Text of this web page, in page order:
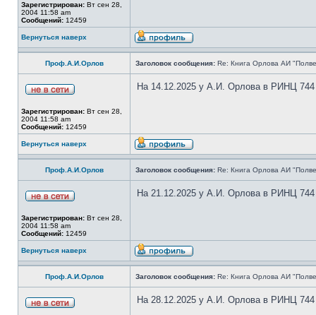
Зарегистрирован: Вт сен 28,
2004 11:58 am
Сообщений: 12459
Вернуться наверх
Проф.А.И.Орлов Заголовок сообщения: Re: Книга Орлова АИ
Зарегистрирован: Вт сен 28,
2004 11:58 am
Сообщений: 12459
На 14.12.2025 у А.И. Орлова в РИНЦ 744
Вернуться наверх
Проф.А.И.Орлов Заголовок сообщения: Re: Книга Орлова АИ
Зарегистрирован: Вт сен 28,
2004 11:58 am
Сообщений: 12459
На 21.12.2025 у А.И. Орлова в РИНЦ 744
Вернуться наверх
Проф.А.И.Орлов Заголовок сообщения: Re: Книга Орлова АИ
На 28.12.2025 у А.И. Орлова в РИНЦ 744